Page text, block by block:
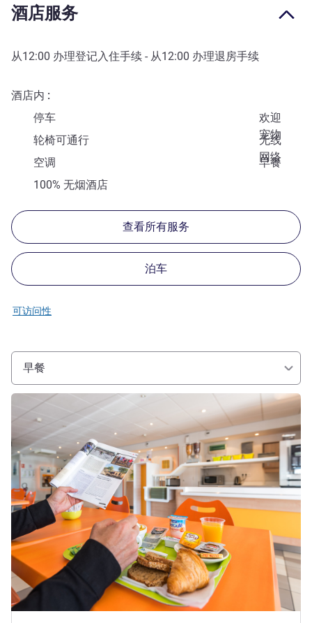
酒店服务
从12:00 办理登记入住手续 - 从12:00 办理退房手续
酒店内
停车
欢迎
宠物
轮椅可通行
无线
网络
空调
早餐
100% 无烟酒店
查看所有服务
泊车
可访问性
早餐
请参阅详情